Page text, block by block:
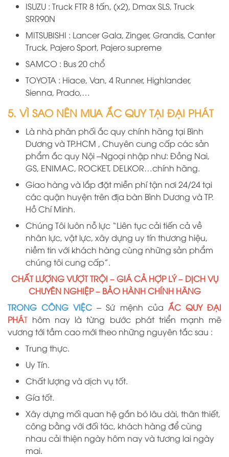
ISUZU : Truck FTR 8 tấn, (x2), Dmax SLS, Truck
SRR90N
MITSUBISHI : Lancer Gala, Zinger, Grandis, Canter
Truck, Pajero Sport, Pajero supreme
SAMCO : Bus 20 chổ
TOYOTA : Hiace, Van, 4 Runner, Highlander,
Sienna, Prado,…
5. VÌ SAO NÊN MUA ẮC QUY TẠI ĐẠI PHÁT
Là nhà phân phối ắc quy chính hãng tại Bình
Dương và TP.HCM , Chuyên cung cấp các sản
phẩm ắc quy Nội –Ngoại nhập như: Đồng Nai,
GS, ENIMAC, ROCKET, DELKOR…chính hãng.
Giao hàng và lắp đặt miễn phí tận nơi 24/24 tại
các quận huyện trên địa bàn Bình Dương và TP.
Hồ Chí Minh.
Chúng Tôi luôn nỗ lực “Liên tục cải tiến cả về
nhân lực, vật lực, xây dựng uy tín thương hiệu,
niềm tin với khách hàng cùng những sản phẩm
chúng tôi cung cấp”.
CHẤT LƯỢNG VƯỢT TRỘI – GIÁ CẢ HỢP LÝ – DỊCH VỤ
CHUYÊN NGHIỆP – BẢO HÀNH CHÍNH HÃNG
TRONG CÔNG VIỆC – Sứ mệnh của ẮC QUY ĐẠI
PHÁT hôm nay là từng bước phát triển mạnh mẽ
vương tới tầm cao mới theo những nguyên tắc sau :
Trung thực.
Uy Tín.
Chất lượng và dịch vụ tốt.
Gía tốt.
Xây dựng mối quan hệ gắn bó lâu dài, thân thiết,
công bằng với đối tác, khách hàng để cùng
nhau cải thiện ngày hôm nay và tương lai ngày
mai.